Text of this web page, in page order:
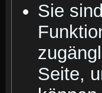
Sie
Seite,